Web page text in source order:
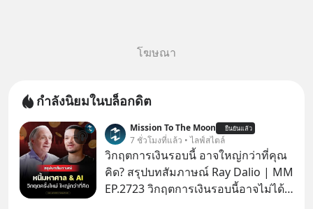
โฆษณา
กำลังนิยมในบล็อกดิต
Mission To The Moon ยืนยันแล้ว
7 ชั่วโมงที่แล้ว • ไลฟ์สไตล์
วิกฤตการเงินรอบนี้ อาจใหญ่กว่าที่คุณ
คิด? สรุปบทสัมภาษณ์ Ray Dalio | MM
EP.2723 วิกฤตการเงินรอบนี้อาจไม่ได้